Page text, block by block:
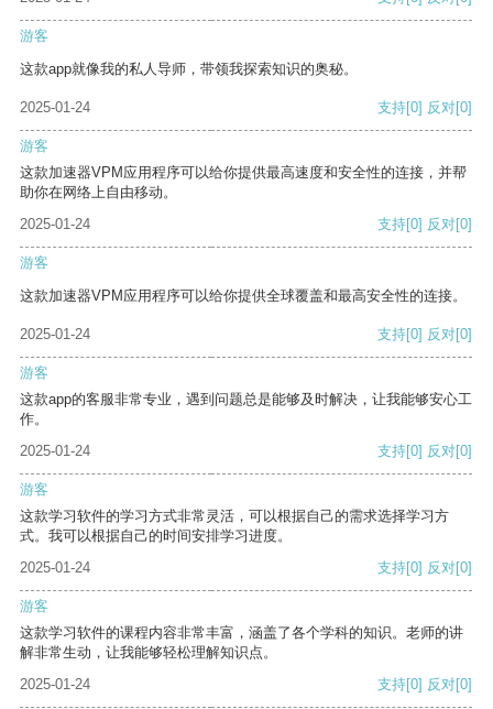
游客
这款app就像我的私人导师，带领我探索知识的奥秘。
2025-01-24 支持[0] 反对[0]
游客
这款加速器VPM应用程序可以给你提供最高速度和安全性的连接，并帮
助你在网络上自由移动。
2025-01-24
支持[0] 反对[0]
游客
这款加速器VPM应用程序可以给你提供全球覆盖和最高安全性的连接。
2025-01-24 支持[0] 反对[0]
游客
这款app的客服非常专业，遇到问题总是能够及时解决，让我能够安心工
作。
2025-01-24
支持[0] 反对[0]
游客
这款学习软件的学习方式非常灵活，可以根据自己的需求选择学习方
式。我可以根据自己的时间安排学习进度。
2025-01-24
支持[0] 反对[0]
游客
这款学习软件的课程内容非常丰富，涵盖了各个学科的知识。老师的讲
解非常生动，让我能够轻松理解知识点。
2025-01-24
支持[0] 反对[0]